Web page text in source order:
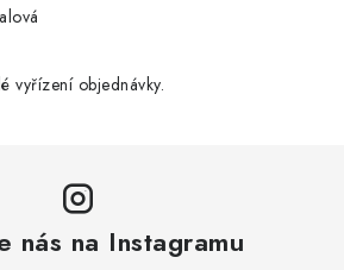
vyřízení objednávky.
nás na Instagramu